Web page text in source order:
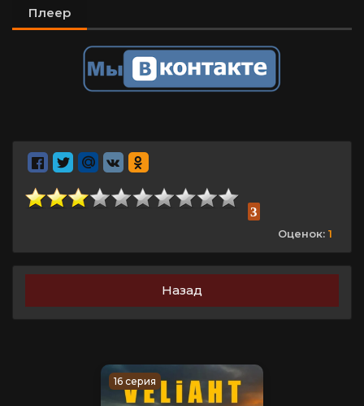
Плеер
3
Оценок: 1
Назад
16 серия